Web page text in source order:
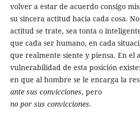
volver a estar de acuerdo consigo
su sincera actitud hacia cada cosa.
actitud se trate, sea tonta o
que cada ser humano, en cada
que realmente siente y piensa. En el
vulnerabilidad de esta posición
en que al hombre se le encarga la
ante sus convicciones, pero
no por sus convicciones.